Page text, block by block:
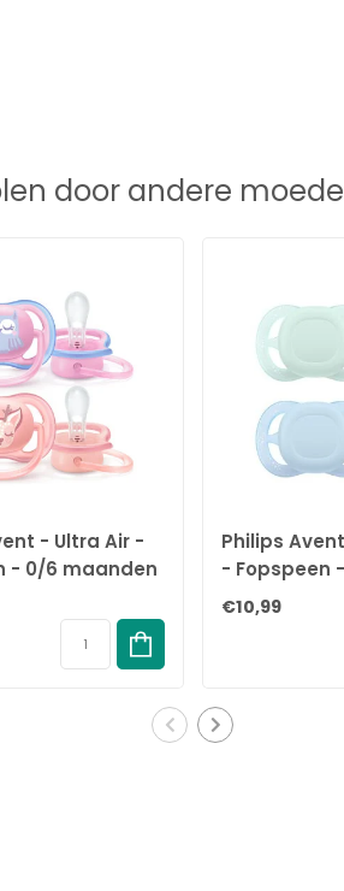
door andere
- Ultra Air -
- 0/6 maanden
02
Philips
- Fopspeen
maanden –
€10,99